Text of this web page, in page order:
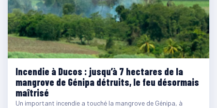
Incendie à Ducos : jusqu’à 7 hectares de la
mangrove de Génipa détruits, le feu désormais
maîtrisé
Un important incendie a touché la mangrove de Génipa, à